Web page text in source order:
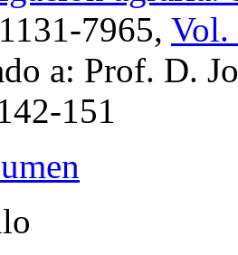
1131-7965, Vol.
a: Prof. D.
151